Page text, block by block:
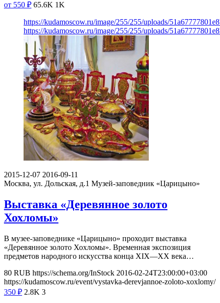
от 550 ₽ 65.6K 1K
https://kudamoscow.ru/image/255/255/uploads/
https://kudamoscow.ru/image/255/255/uploads/
2015-12-07 2016-09-11
Москва, ул. Дольская, д.1 Музей-заповедник «Царицыно»
Выставка «Деревянное золото
Хохломы»
В музее-заповеднике «Царицыно» проходит выставка
«Деревянное золото Хохломы». Временная экспозиция
предметов народного искусства конца XIX—ХХ века…
80 RUB https://schema.org/InStock 2016-02-24T23:00:00+03:00
https://kudamoscow.ru/event/vystavka-derevjannoe-zoloto-xoxlomy/
350 ₽ 2.8K 3